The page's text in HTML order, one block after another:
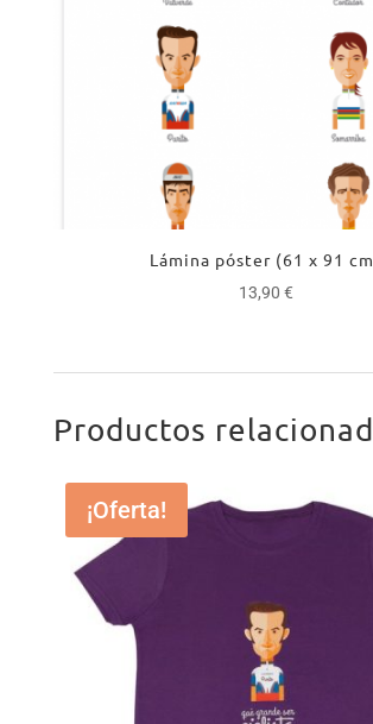
Lámina póster (61 x 91
13,90 €
Productos
¡Oferta!